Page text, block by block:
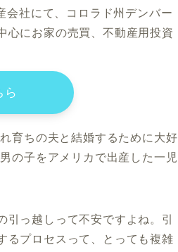
社にて、コロラド州デンバー
心にお家の売買、不動産用投資
ら
育ちの夫と結婚するために大好
の子をアメリカで出産した一児
っ越しって不安ですよね。引
るプロセスって、とっても複雑